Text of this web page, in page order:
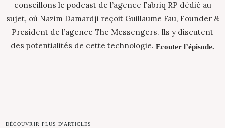
conseillons le podcast de l’agence Fabriq RP dédié au
sujet, où Nazim Damardji reçoit Guillaume Fau, Founder &
President de l’agence The Messengers. Ils y discutent
des potentialités de cette technologie. Ecouter l’épisode.
DÉCOUVRIR PLUS D'ARTICLES